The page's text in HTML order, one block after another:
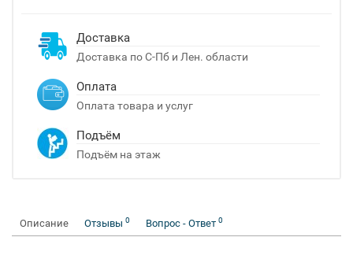
Доставка
Доставка по С-Пб и Лен. области
Оплата
Оплата товара и услуг
Подъём
Подъём на этаж
Описание Отзывы 0 Вопрос - Ответ 0